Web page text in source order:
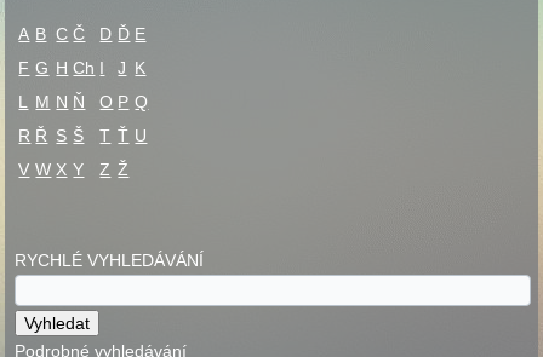
A B C Č D Ď E
F G H Ch I J K
L
M N Ň O P Q
R Ř S Š T Ť U
V W X Y Z Ž
RYCHLÉ VYHLEDÁVÁNÍ
Podrobné vyhledávání